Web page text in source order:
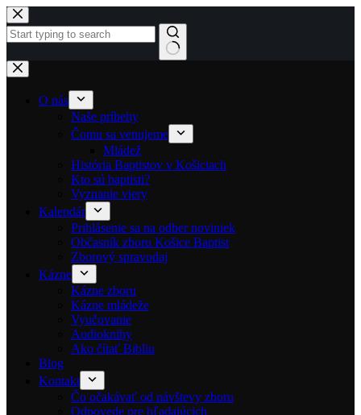
Skip to content
No results
O nás
Naše príbehy
Čomu sa venujeme
Mládež
História Baptistov v Košiciach
Kto sú baptisti?
Vyznanie viery
Kalendár
Prihlásenie sa na odber noviniek
Občasník zboru Košice Baptist
Zborový spravodaj
Kázne
Kázne zboru
Kázne mládeže
Vyučovanie
Audioknihy
Ako čítať Bibliu
Blog
Kontakt
Čo očakávať od návštevy zboru
Odpovede pre hľadajúcich